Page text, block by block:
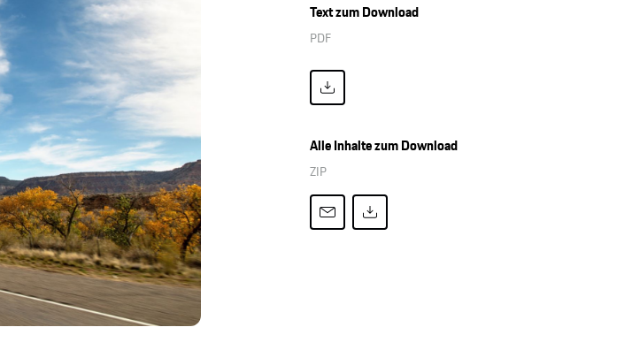
Text zum Download
PDF
Alle Inhalte zum Download
ZIP